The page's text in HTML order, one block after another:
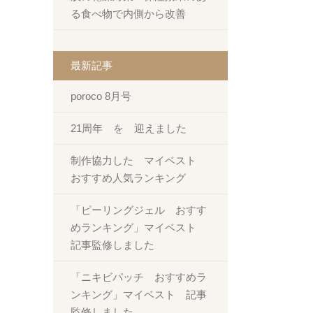
る食べ物で内側から改善
最新記事
poroco 8月号
21周年 を 迎えました
制作協力した マイベスト
おすすめ人気ランキング
「ピーリングジェル おすす
めランキング」マイベスト
記事監修しました
「ニキビパッチ おすすめラ
ンキング」マイベスト 記事